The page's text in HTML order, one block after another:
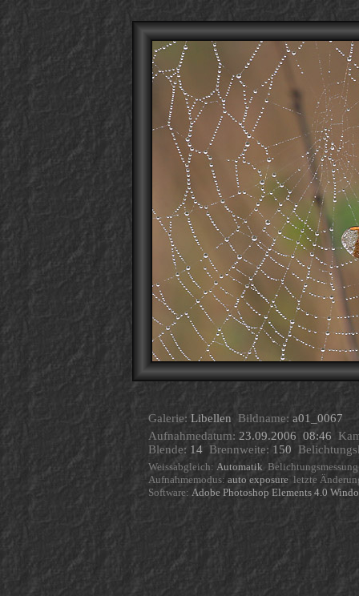
Galerie: Libellen Bildname: a01_0067
Aufnahmedatum: 23.09.2006 08:46
Blende: 14 Brennweite: 150
Weissabgleich: Automatik
Aufnahmemodus: auto exposure letzte
Software: Adobe Photoshop Elements 4.0